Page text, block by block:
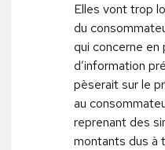
Elles vont trop
du
qui concerne en
d’information
pèserait sur le
au
reprenant des
montants dus à